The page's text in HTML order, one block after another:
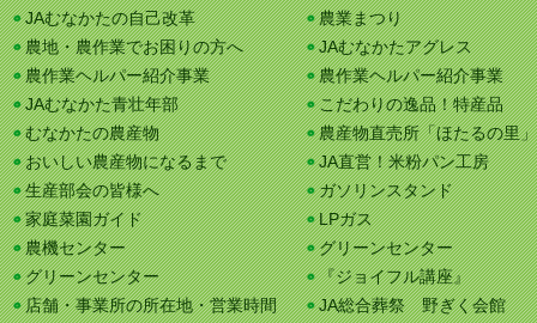
JAむなかたの自己改革
農地・農作業でお困りの方へ
農作業ヘルパー紹介事業
JAむなかた青壮年部
むなかたの農産物
おいしい農産物になるまで
生産部会の皆様へ
家庭菜園ガイド
農機センター
グリーンセンター
店舗・事業所の所在地・営業時間
農業まつり
JAむなかたアグレス
農作業ヘルパー紹介事業
こだわりの逸品！特産品
農産物直売所「ほたるの里」
JA直営！米粉パン工房
ガソリンスタンド
LPガス
グリーンセンター
『ジョイフル講座』
JA総合葬祭 野ぎく会館